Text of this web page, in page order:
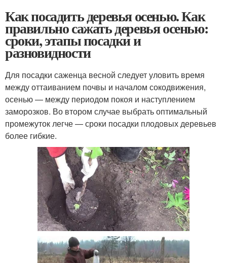
Как посадить деревья осенью. Как
правильно сажать деревья осенью:
сроки, этапы посадки и
разновидности
Для посадки саженца весной следует уловить время
между оттаиванием почвы и началом сокодвижения,
осенью — между периодом покоя и наступлением
заморозков. Во втором случае выбрать оптимальный
промежуток легче — сроки посадки плодовых деревьев
более гибкие.